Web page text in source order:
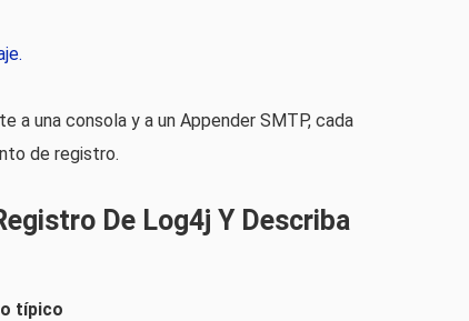
a una consola y a un Appender SMTP, cada
de registro.
De Log4j Y Describa
típico